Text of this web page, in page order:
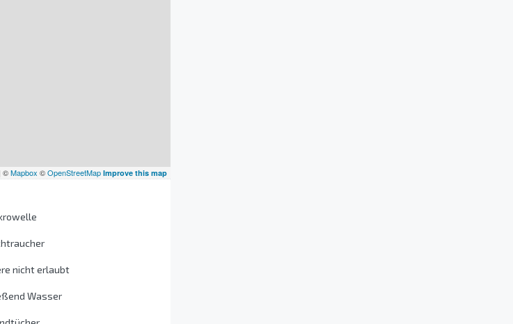
| ©Mapbox ©OpenStreetMap Improve this map
nicht erlaubt
Wasser